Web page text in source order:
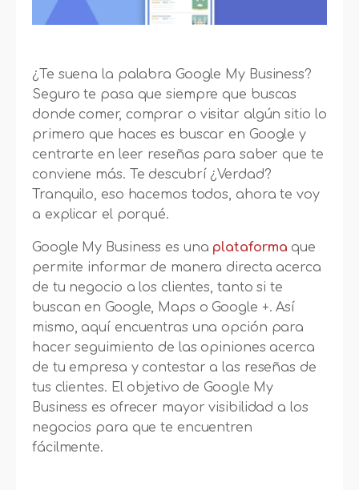
¿Te suena la palabra Google My Business?
Seguro te pasa que siempre que buscas
donde comer, comprar o visitar algún sitio lo
primero que haces es buscar en Google y
centrarte en leer reseñas para saber que te
conviene más. Te descubrí ¿Verdad?
Tranquilo, eso hacemos todos, ahora te voy
a explicar el porqué.
Google My Business es una plataforma que
permite informar de manera directa acerca
de tu negocio a los clientes, tanto si te
buscan en Google, Maps o Google +. Así
mismo, aquí encuentras una opción para
hacer seguimiento de las opiniones acerca
de tu empresa y contestar a las reseñas de
tus clientes. El objetivo de Google My
Business es ofrecer mayor visibilidad a los
negocios para que te encuentren
fácilmente.